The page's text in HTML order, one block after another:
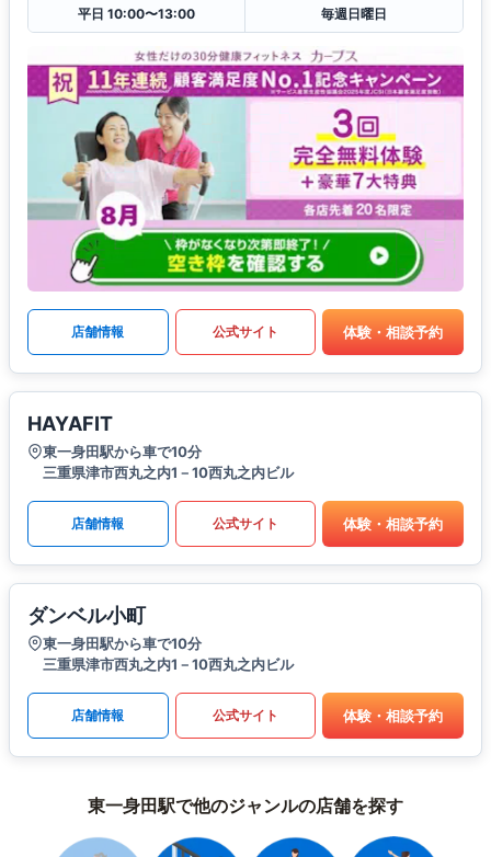
平日 10:00〜13:00 毎週日曜日
店舗情報 公式サイト 体験・相談予約
HAYAFIT
東一身田駅から車で10分
三重県津市西丸之内1－10西丸之内ビル
店舗情報 公式サイト 体験・相談予約
ダンベル小町
東一身田駅から車で10分
三重県津市西丸之内1－10西丸之内ビル
店舗情報 公式サイト 体験・相談予約
東一身田駅で他のジャンルの店舗を探す